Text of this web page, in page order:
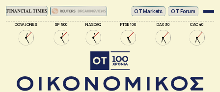
DOW JONES SP 500 NASDAQ FTSE 100 DAX 30 CAC 40
ΟΤ Markets OT Forum